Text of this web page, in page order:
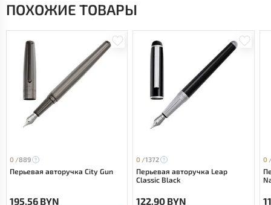
ПОХОЖИЕ ТОВАРЫ
0 /889
Перьевая авторучка City Gun
195.56 BYN
0 /1372
Перьевая авторучка Leap
Classic Black
122.90 BYN
0